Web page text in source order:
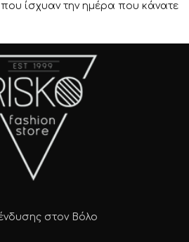
ίσχυαν την ημέρα που κάνατε
στον Βόλο